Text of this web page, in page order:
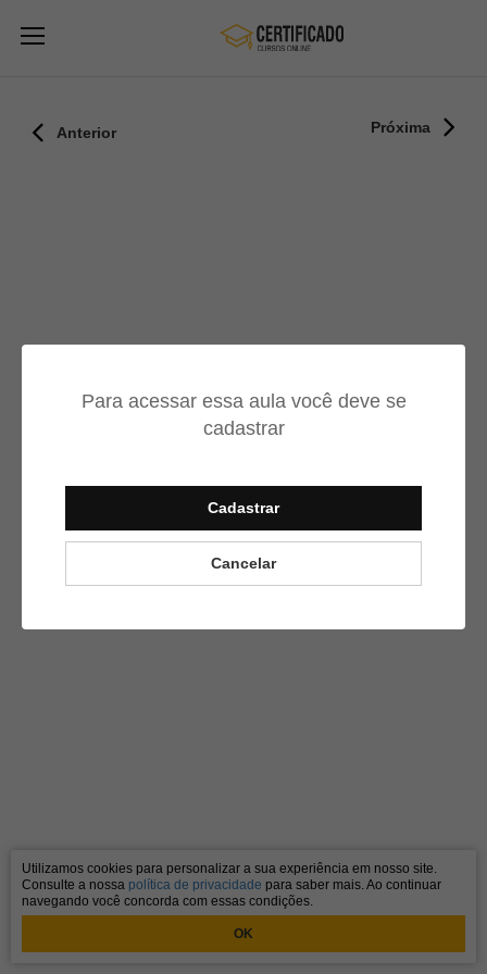
Para acessar essa aula você deve se
cadastrar
Cadastrar
Cancelar
Anterior Próxima
Utilizamos cookies para personalizar a sua experiência em nosso site.
Consulte a nossa política de privacidade para saber mais. Ao continuar
navegando você concorda com essas condições.
OK